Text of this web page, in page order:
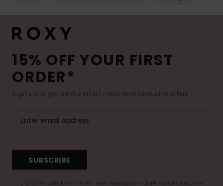
15% OFF YOUR FIRST
ORDER*
Sign up to get all the latest news and exclusive offers.
SUBSCRIBE
(*) Offer valid online for new members - Full conditions are